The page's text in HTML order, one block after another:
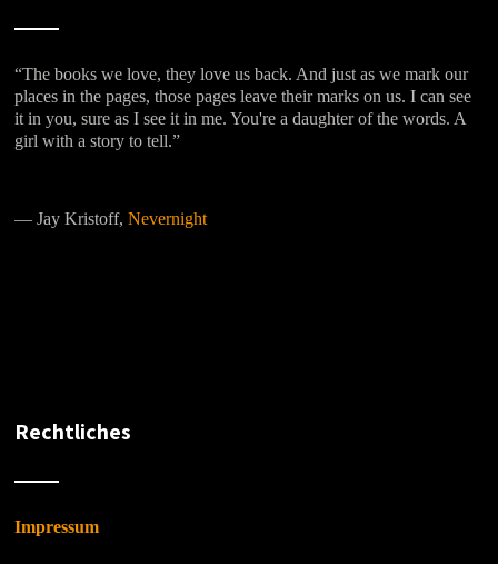
“The books we love, they love us back. And just as we mark our
places in the pages, those pages leave their marks on us. I can see
it in you, sure as I see it in me. You're a daughter of the words. A
girl with a story to tell.”
―Jay Kristoff,Nevernight
Rechtliches
Impressum